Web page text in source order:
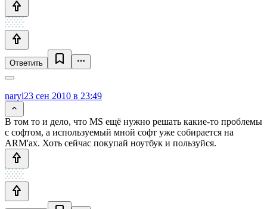
Ответить
naryl23 сен 2010 в 23:49
В том то и дело, что MS ещё нужно решать какие-то проблемы
с софтом, а используемый мной софт уже собирается на
ARM'ах. Хоть сейчас покупай ноутбук и пользуйся.